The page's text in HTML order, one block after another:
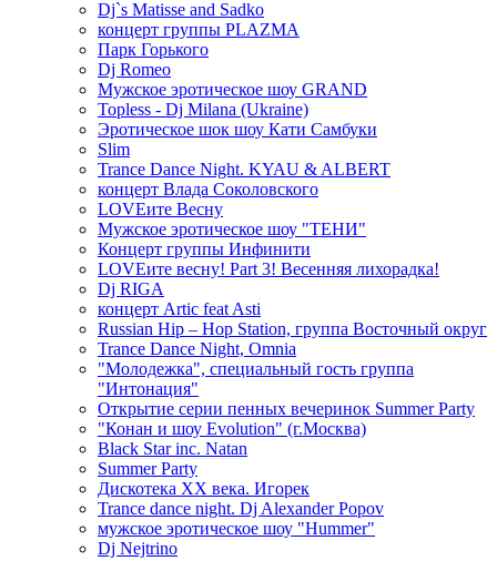
Dj`s Matisse and Sadko
концерт группы PLAZMA
Парк Горького
Dj Romeo
Мужское эротическое шоу GRAND
Topless - Dj Milana (Ukraine)
Эротическое шок шоу Кати Самбуки
Slim
Trance Dance Night. KYAU & ALBERT
концерт Влада Соколовского
LOVEите Весну
Мужское эротическое шоу "ТЕНИ"
Концерт группы Инфинити
LOVEите весну! Part 3! Весенняя лихорадка!
Dj RIGA
концерт Artic feat Asti
Russian Hip – Hop Station, группа Восточный округ
Trance Dance Night, Omnia
"Молодежка", специальный гость группа
"Интонация"
Открытие серии пенных вечеринок Summer Party
"Конан и шоу Evolution" (г.Москва)
Black Star inc. Natan
Summer Party
Дискотека ХХ века. Игорек
Trance dance night. Dj Alexander Popov
мужское эротическое шоу "Hummer"
Dj Nejtrino